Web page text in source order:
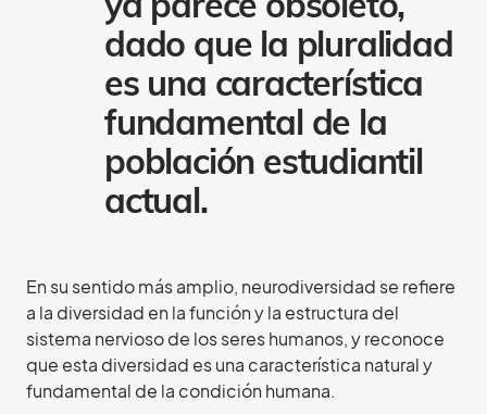
dado que la pluralidad
es una característica
fundamental de la
población estudiantil
actual.
En su sentido más amplio, neurodiversidad se refiere
a la diversidad en la función y la estructura del
sistema nervioso de los seres humanos, y reconoce
que esta diversidad es una característica natural y
fundamental de la condición humana.